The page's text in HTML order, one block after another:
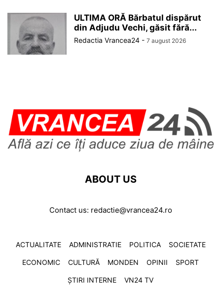
ULTIMA ORĂ Bărbatul dispărut
din Adjudu Vechi, găsit fără...
Redactia Vrancea24 - 7 august 2026
ABOUT US
Contact us: redactie@vrancea24.ro
ACTUALITATE ADMINISTRATIE POLITICA SOCIETATE
ECONOMIC CULTURĂ MONDEN OPINII SPORT
ȘTIRI INTERNE VN24 TV